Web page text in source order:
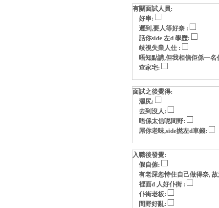
有關面試人員:
好串:
遲到,要人等好奈 :
話你side 左d 學歷:
歧視失業人仕 :
唔知點講,但我相信佢係一
查家宅:
面試之後覺得:
濕尻:
去到沒人:
唔係太信呢間野:
屌你老味,side撚左d車錢:
入職後發覺:
假自僱:
有老屎忽恃住自己做得奈,
裡面d 人好仆街 :
仆街老板:
間野好亂: